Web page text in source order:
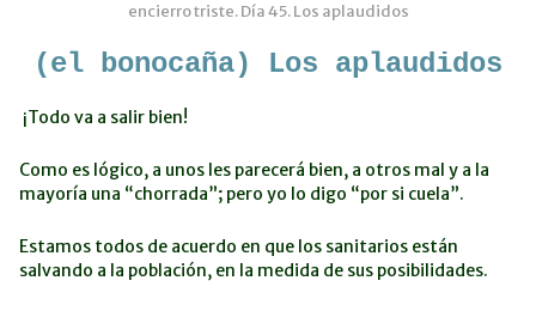
encierro triste. Día 45. Los aplaudidos
(el bonocaña) Los aplaudidos
¡Todo va a salir bien!
Como es lógico, a unos les parecerá bien, a otros mal y a la
mayoría una “chorrada”; pero yo lo digo “por si cuela”.
Estamos todos de acuerdo en que los sanitarios están
salvando a la población, en la medida de sus posibilidades.